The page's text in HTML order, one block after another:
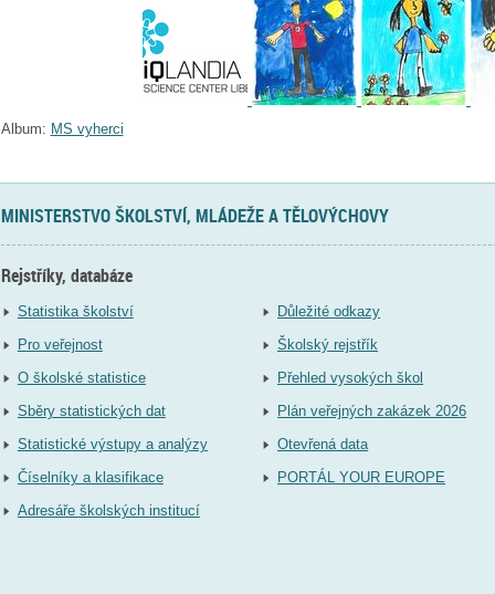
Album: MS vyherci
MINISTERSTVO ŠKOLSTVÍ, MLÁDEŽE A TĚLOVÝCHOVY
Rejstříky, databáze
Statistika školství
Pro veřejnost
O školské statistice
Sběry statistických dat
Statistické výstupy a analýzy
Číselníky a klasifikace
Adresáře školských institucí
Důležité odkazy
Školský rejstřík
Přehled vysokých škol
Plán veřejných zakázek 2026
Otevřená data
PORTÁL YOUR EUROPE